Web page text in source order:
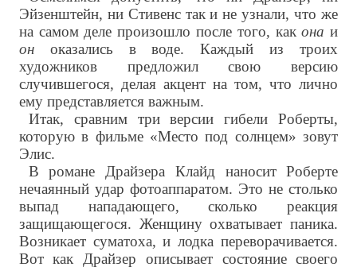
Эйзенштейн, ни Стивенс так и не узнали, что же
на самом деле произошло после того, какона и
оноказались в воде. Каждый из троих
художников предложил свою версию
случившегося, делая акцент на том, что лично
ему представляется важным.
Итак, сравним три версии гибели Роберты,
которую в фильме «Место под солнцем» зовут
Элис.
В романе Драйзера Клайд наносит Роберте
нечаянный удар фотоаппаратом. Это не столько
выпад нападающего, сколько реакция
защищающегося. Женщину охватывает паника.
Возникает суматоха, и лодка переворачивается.
Вот как Драйзер описывает состояние своего